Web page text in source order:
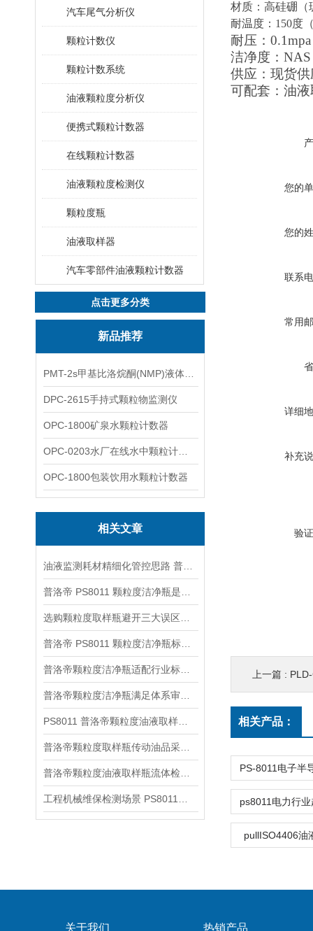
汽车尾气分析仪
颗粒计数仪
颗粒计数系统
油液颗粒度分析仪
便携式颗粒计数器
在线颗粒计数器
油液颗粒度检测仪
颗粒度瓶
油液取样器
汽车零部件油液颗粒计数器
点击更多分类
新品推荐
DPC-2615手持式颗粒物监测仪
OPC-1800矿泉水颗粒计数器
OPC-1800包装饮用水颗粒计数器
相关文章
材质：高硅硼（
耐温度：150度
耐压：
洁净度：
供应：现货
可配套： 油液
您的
您的
联系
常用
详细
补充
验
上一篇 :
相关产品：
pullISO4406油
关于我们 热销产品